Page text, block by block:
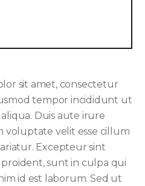
sit amet, consectetur
tempor incididunt ut
Duis aute irure
voluptate velit esse cillum
Excepteur sint
sunt in culpa qui
id est laborum. Sed ut